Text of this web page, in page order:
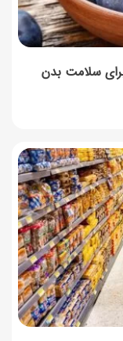
خاورمیانه‌ای
میزان مصرف و عوارض آن
و اسفنجی